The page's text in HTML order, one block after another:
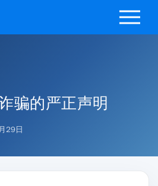
骗的严正声明
29日